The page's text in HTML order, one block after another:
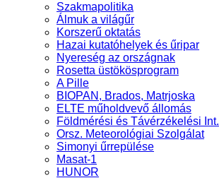
Szakmapolitika
Álmuk a világűr
Korszerű oktatás
Hazai kutatóhelyek és űripar
Nyereség az országnak
Rosetta üstökösprogram
A Pille
BIOPAN, Brados, Matrjoska
ELTE műholdvevő állomás
Földmérési és Távérzékelési Int.
Orsz. Meteorológiai Szolgálat
Simonyi űrrepülése
Masat-1
HUNOR